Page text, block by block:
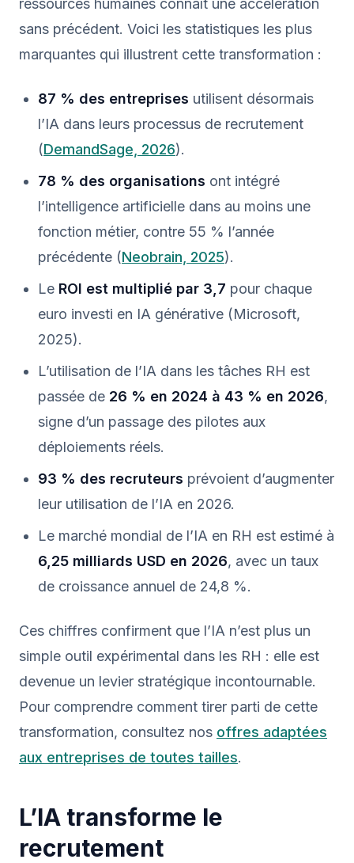
ressources humaines connaît une accélération
sans précédent. Voici les statistiques les plus
marquantes qui illustrent cette transformation :
87 % des entreprises utilisent désormais
l’IA dans leurs processus de recrutement
(DemandSage, 2026).
78 % des organisations ont intégré
l’intelligence artificielle dans au moins une
fonction métier, contre 55 % l’année
précédente (Neobrain, 2025).
Le ROI est multiplié par 3,7 pour chaque
euro investi en IA générative (Microsoft,
2025).
L’utilisation de l’IA dans les tâches RH est
passée de 26 % en 2024 à 43 % en 2026,
signe d’un passage des pilotes aux
déploiements réels.
93 % des recruteurs prévoient d’augmenter
leur utilisation de l’IA en 2026.
Le marché mondial de l’IA en RH est estimé à
6,25 milliards USD en 2026, avec un taux
de croissance annuel de 24,8 %.
Ces chiffres confirment que l’IA n’est plus un
simple outil expérimental dans les RH : elle est
devenue un levier stratégique incontournable.
Pour comprendre comment tirer parti de cette
transformation, consultez nos offres adaptées
aux entreprises de toutes tailles.
L’IA transforme le
recrutement